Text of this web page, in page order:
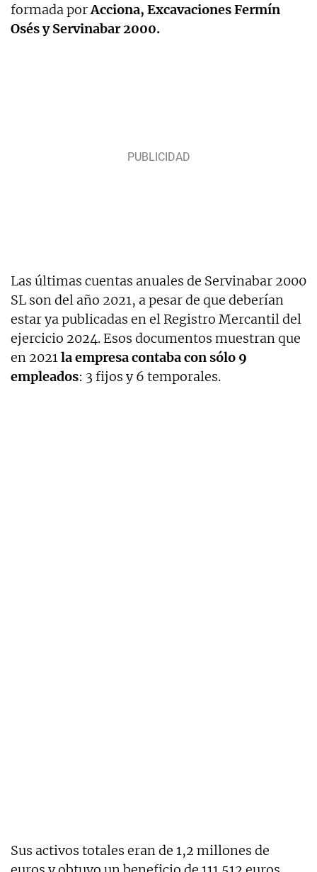
formada porAcciona, Excavaciones Fermín
Osés y Servinabar 2000.
Las últimas cuentas anuales de Servinabar 2000
SL son del año 2021, a pesar de que deberían
estar ya publicadas en el Registro Mercantil del
ejercicio 2024. Esos documentos muestran que
en 2021la empresa contaba con sólo 9
empleados: 3 fijos y 6 temporales.
Sus activos totales eran de 1,2 millones de